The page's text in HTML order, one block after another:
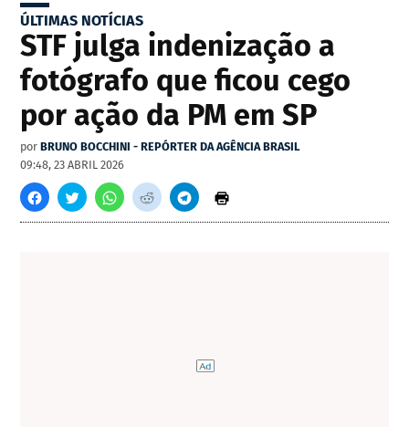
ÚLTIMAS NOTÍCIAS
STF julga indenização a
fotógrafo que ficou cego
por ação da PM em SP
por BRUNO BOCCHINI - REPÓRTER DA AGÊNCIA BRASIL
09:48, 23 ABRIL 2026